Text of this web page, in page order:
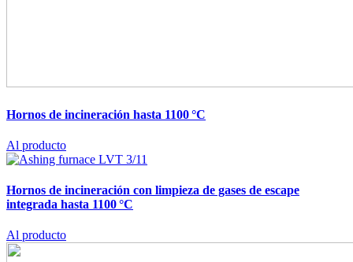
Hornos de incineración hasta 1100 °C
Al producto
Hornos de incineración con limpieza de gases de escape
integrada hasta 1100 °C
Al producto